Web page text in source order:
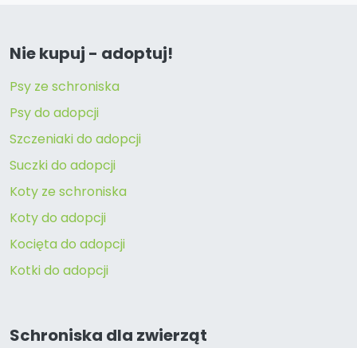
Nie kupuj - adoptuj!
Psy ze schroniska
Psy do adopcji
Szczeniaki do adopcji
Suczki do adopcji
Koty ze schroniska
Koty do adopcji
Kocięta do adopcji
Kotki do adopcji
Schroniska dla zwierząt